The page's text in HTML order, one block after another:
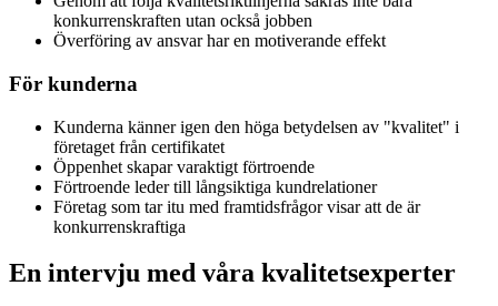
konkurrenskraften utan också jobben
Överföring av ansvar har en motiverande effekt
För kunderna
Kunderna känner igen den höga betydelsen av "kvalitet" i
företaget från certifikatet
Öppenhet skapar varaktigt förtroende
Förtroende leder till långsiktiga kundrelationer
Företag som tar itu med framtidsfrågor visar att de är
konkurrenskraftiga
En intervju med våra kvalitetsexperter